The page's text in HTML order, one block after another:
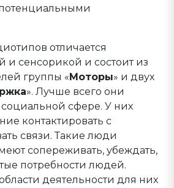
отличается
и сенсорикой и состоит из
группы «Моторы» и двух
». Лучше всего они
социальной сфере. У них
контактировать с
связи. Такие люди
сопереживать, убеждать,
потребности людей.
деятельности для них